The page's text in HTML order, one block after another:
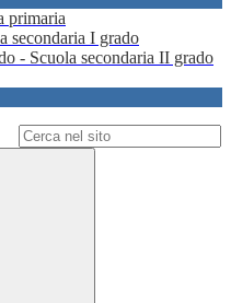
primaria
secondaria I grado
- Scuola secondaria II grado